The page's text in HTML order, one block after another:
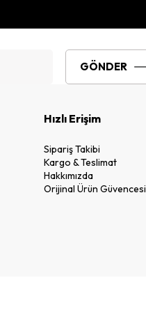
GÖNDER
Hızlı Erişim
Sipariş Takibi
Kargo & Teslimat
Hakkımızda
Orijinal Ürün Güvencesi